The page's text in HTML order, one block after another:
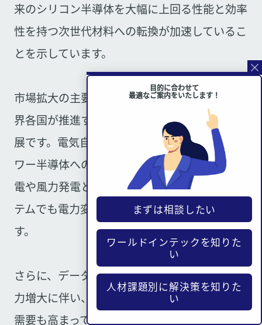
来のシリコン半導体を大幅に上回る性能と効率
性を持つ次世代材料への転換が加速しているこ
とを示しています。
市場拡大の主要な牽引力となっているのは、世
界各国が推進する脱炭素政策とデジタル化の進
展です。電気自動車の普及により、高効率なパ
ワー半導体への需要が急増しており、太陽光発
電や風力発電といった再生可能エネルギーシス
テムでも電力変換効率の向上が求められていま
す。
さらに、データセンターやAI処理装置の消費電
力増大に伴い、より効率的な電力制御技術への
需要も高まっています。技術面では、SiCや
目的に合わせて
最適なご案内をいたします！
まずは相談したい
ワールドインテックを知りた
い
人材課題別に解決策を知りた
い